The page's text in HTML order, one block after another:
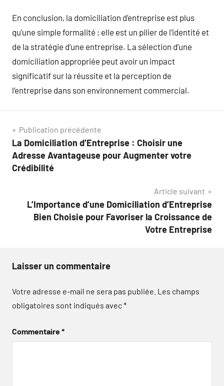
En conclusion, la domiciliation d’entreprise est plus
qu’une simple formalité ; elle est un pilier de l’identité et
de la stratégie d’une entreprise. La sélection d’une
domiciliation appropriée peut avoir un impact
significatif sur la réussite et la perception de
l’entreprise dans son environnement commercial.
Navigation
de
l’article
Publication précédente
La Domiciliation d’Entreprise : Choisir une
Adresse Avantageuse pour Augmenter votre
Crédibilité
Article suivant
L’Importance d’une Domiciliation d’Entreprise
Bien Choisie pour Favoriser la Croissance de
Votre Entreprise
Laisser un commentaire
Votre adresse e-mail ne sera pas publiée. Les champs
obligatoires sont indiqués avec*
Commentaire*